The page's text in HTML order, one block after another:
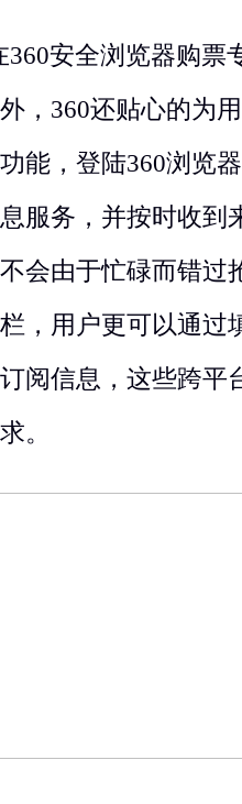
360安全浏览器购票
，360还贴心的为
能，登陆360浏览
服务，并按时收到
会由于忙碌而错过
，用户更可以通过
阅信息，这些跨平
。